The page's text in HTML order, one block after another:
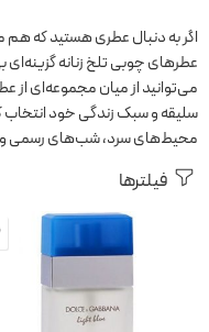
اگر به دنبال عطری هستید که
عطرهای چوبی تلخ زنانه گزینه‌ای
می‌توانید از میان مجموعه‌ای از
سلیقه و سبک زندگی خود انتخاب
محیط‌های سرد، شب‌های رسمی و
فیلترها